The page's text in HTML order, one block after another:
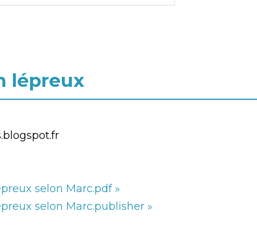
lépreux
selon Marc.pdf »
selon Marc.publisher »